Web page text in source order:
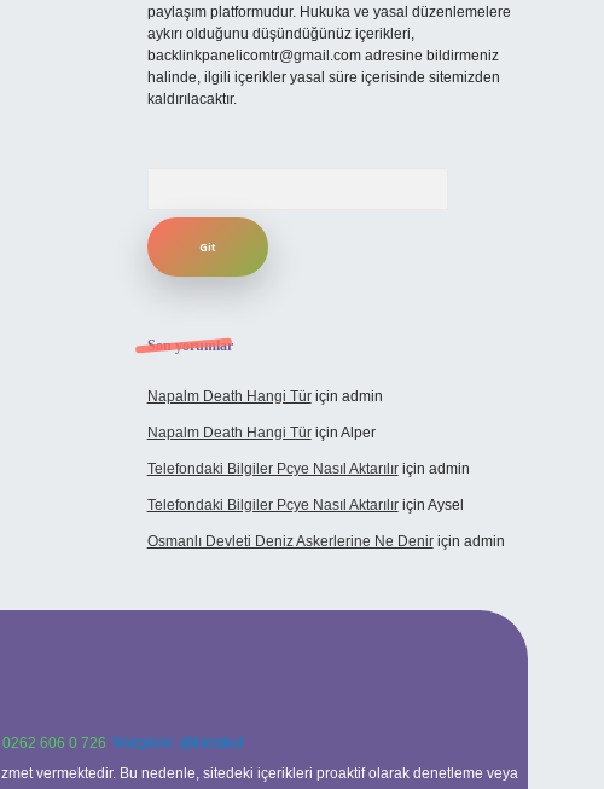
paylaşım platformudur. Hukuka ve yasal düzenlemelere
aykırı olduğunu düşündüğünüz içerikleri,
backlinkpanelicomtr@gmail.comadresine bildirmeniz
halinde, ilgili içerikler yasal süre içerisinde sitemizden
kaldırılacaktır.
Son yorumlar
Napalm Death Hangi Türiçin admin
Napalm Death Hangi Türiçin Alper
Telefondaki Bilgiler Pcye Nasıl Aktarılıriçin admin
Telefondaki Bilgiler Pcye Nasıl Aktarılıriçin Aysel
Osmanlı Devleti Deniz Askerlerine Ne Deniriçin admin
606 0 726 Telegram: @karabul
vermektedir. Bu nedenle, sitedeki içerikleri proaktif olarak denetleme veya